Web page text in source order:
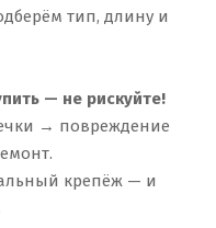
тип, длину и
— не рискуйте!
→ повреждение
крепёж — и